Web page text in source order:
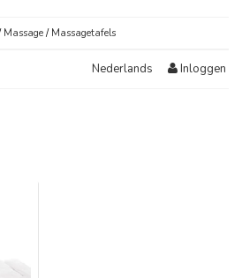
Massage / Massagetafels
Nederlands Inloggen